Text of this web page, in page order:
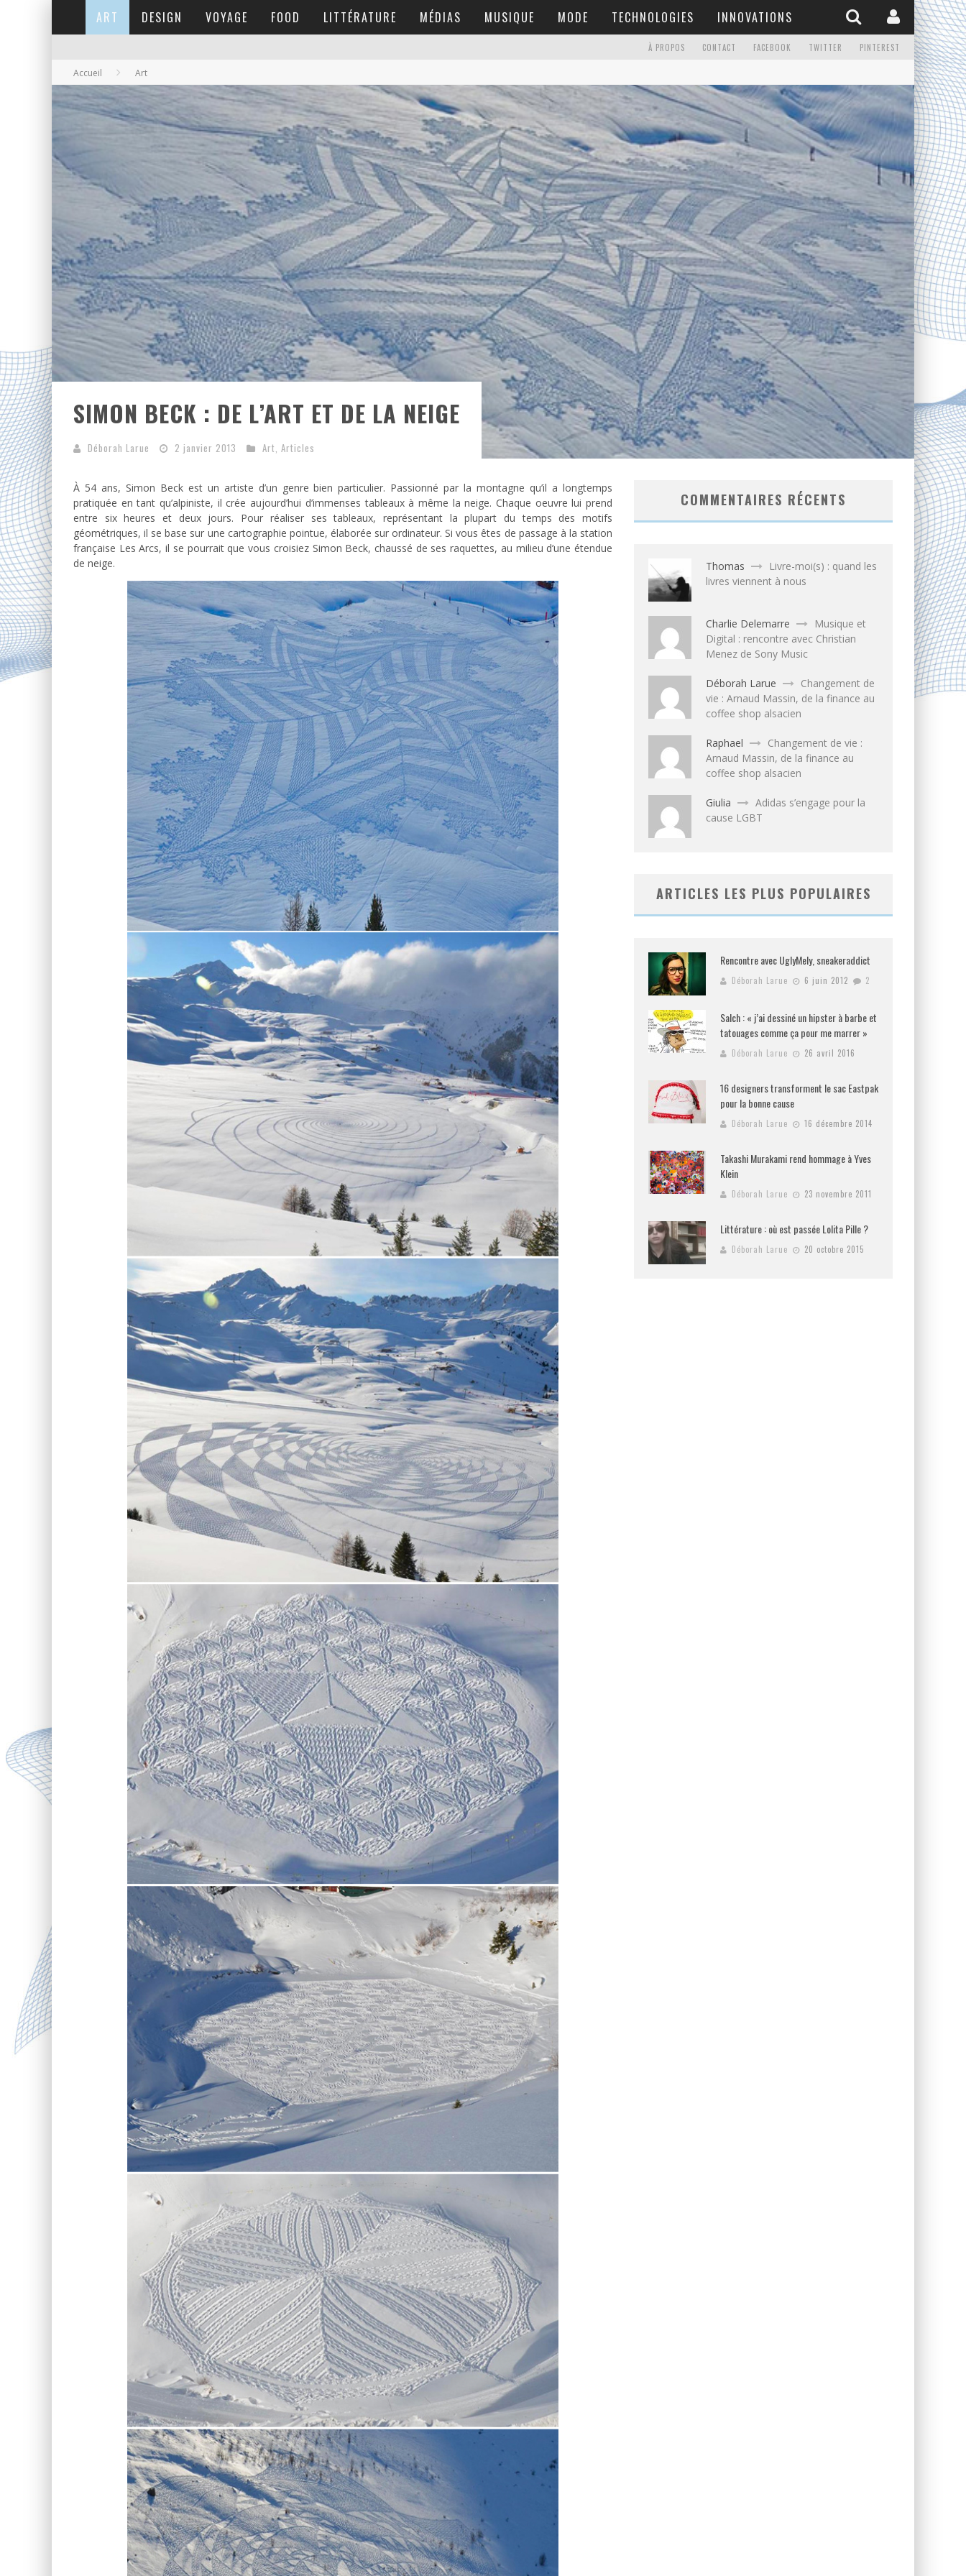
ART DESIGN VOYAGE FOOD LITTÉRATURE MÉDIAS MUSIQUE MODE TECHNOLOGIES INNOVATIONS
À PROPOS CONTACT FACEBOOK TWITTER PINTEREST
Accueil Art
SIMON BECK : DE L’ART ET DE LA NEIGE
Déborah Larue 2 janvier 2013 Art, Articles
À 54 ans, Simon Beck est un artiste d’un genre bien particulier. Passionné par la montagne qu’il a longtemps
pratiquée en tant qu’alpiniste, il crée aujourd’hui d’immenses tableaux à même la neige. Chaque oeuvre lui prend
entre six heures et deux jours. Pour réaliser ses tableaux, représentant la plupart du temps des motifs
géométriques, il se base sur une cartographie pointue, élaborée sur ordinateur. Si vous êtes de passage à la station
française Les Arcs, il se pourrait que vous croisiez Simon Beck, chaussé de ses raquettes, au milieu d’une étendue
de neige.
COMMENTAIRES RÉCENTS
Thomas
Livre-moi(s) : quand les
livres viennent à nous
Charlie Delemarre
Musique et
Digital : rencontre avec Christian
Menez de Sony Music
Déborah Larue
Changement de
vie : Arnaud Massin, de la finance au
coffee shop alsacien
Raphael
Changement de vie :
Arnaud Massin, de la finance au
coffee shop alsacien
Giulia
Adidas s’engage pour la
cause LGBT
ARTICLES LES PLUS POPULAIRES
Rencontre avec UglyMely, sneakeraddict
Déborah Larue 6 juin 2012 2
Salch : « j’ai dessiné un hipster à barbe et
tatouages comme ça pour me marrer »
Déborah Larue 26 avril 2016
16 designers transforment le sac Eastpak
pour la bonne cause
Déborah Larue 16 décembre 2014
Takashi Murakami rend hommage à Yves
Klein
Déborah Larue 23 novembre 2011
Littérature : où est passée Lolita Pille ?
Déborah Larue 20 octobre 2015